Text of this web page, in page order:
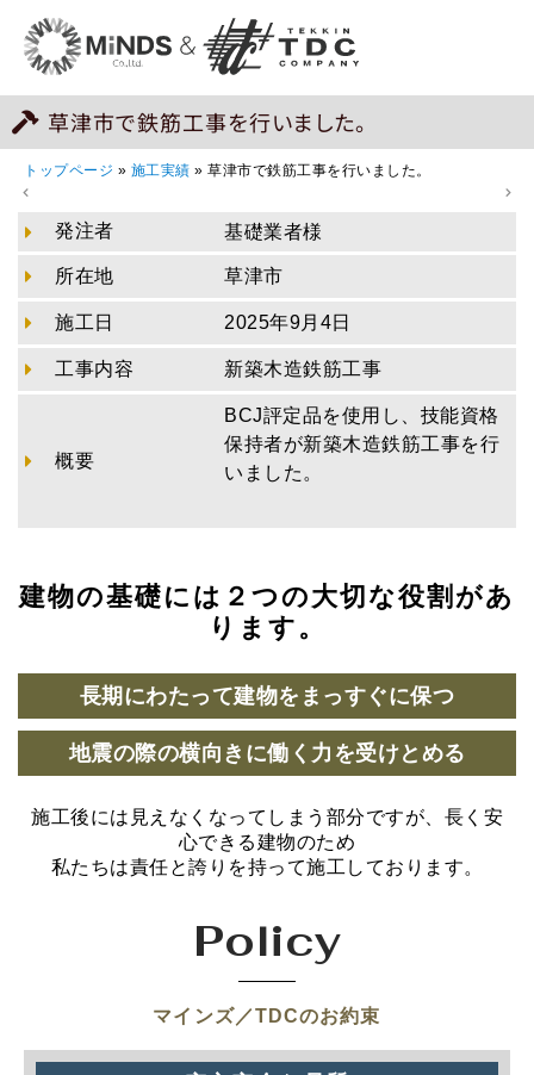
草津市で鉄筋工事を行いました。
トップページ » 施工実績 » 草津市で鉄筋工事を行いました。
発注者 基礎業者様
所在地 草津市
施工日 2025年9月4日
工事内容 新築木造鉄筋工事
概要
BCJ評定品を使用し、技能資格
保持者が新築木造鉄筋工事を行
いました。
建物の基礎には２つの大切な役割があ
ります。
長期にわたって建物をまっすぐに保つ
地震の際の横向きに働く力を受けとめる
施工後には見えなくなってしまう部分ですが、長く安
心できる建物のため
私たちは責任と誇りを持って施工しております。
Policy
マインズ／TDCのお約束